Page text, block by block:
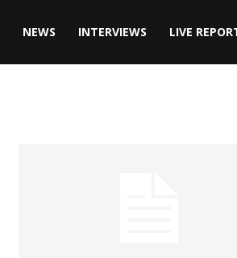
NEWS INTERVIEWS LIVE